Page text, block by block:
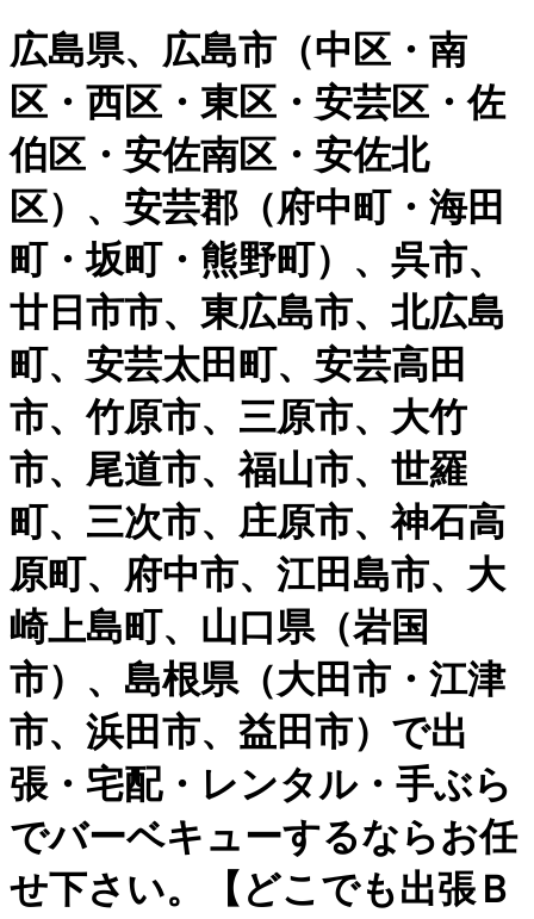
広島県、広島市（中区・南
区・西区・東区・安芸区・佐
伯区・安佐南区・安佐北
区）、安芸郡（府中町・海田
町・坂町・熊野町）、呉市、
廿日市市、東広島市、北広島
町、安芸太田町、安芸高田
市、竹原市、三原市、大竹
市、尾道市、福山市、世羅
町、三次市、庄原市、神石高
原町、府中市、江田島市、大
崎上島町、山口県（岩国
市）、島根県（大田市・江津
市、浜田市、益田市）で出
張・宅配・レンタル・手ぶら
でバーベキューするならお任
せ下さい。【どこでも出張Ｂ